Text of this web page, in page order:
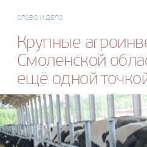
СЛОВО И ДЕЛО
Крупные
Смоленской
ещё одной